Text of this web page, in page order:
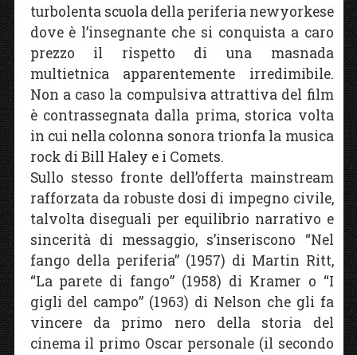
turbolenta scuola della periferia newyorkese
dove è l’insegnante che si conquista a caro
prezzo il rispetto di una masnada
multietnica apparentemente irredimibile.
Non a caso la compulsiva attrattiva del film
è contrassegnata dalla prima, storica volta
in cui nella colonna sonora trionfa la musica
rock di Bill Haley e i Comets.
Sullo stesso fronte dell’offerta mainstream
rafforzata da robuste dosi di impegno civile,
talvolta diseguali per equilibrio narrativo e
sincerità di messaggio, s’inseriscono “Nel
fango della periferia” (1957) di Martin Ritt,
“La parete di fango” (1958) di Kramer o “I
gigli del campo” (1963) di Nelson che gli fa
vincere da primo nero della storia del
cinema il primo Oscar personale (il secondo